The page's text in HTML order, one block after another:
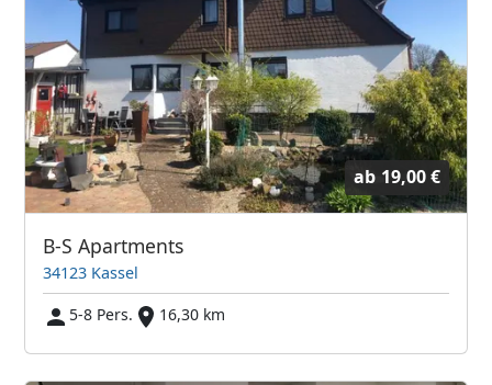
ab 19,00 €
B-S Apartments
34123 Kassel
5-8 Pers.
16,30 km